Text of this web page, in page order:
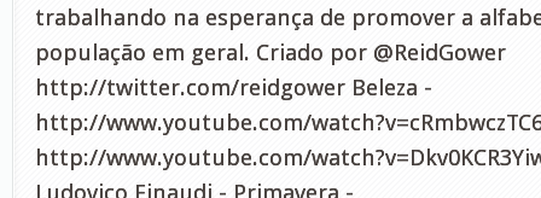
trabalhando na esperança de promover a
população em geral. Criado por @ReidGower
http://twitter.com/reidgower Beleza -
http://www.youtube.com/
http://www.youtube.com/watch?v=Dkv0KCR3Yiw